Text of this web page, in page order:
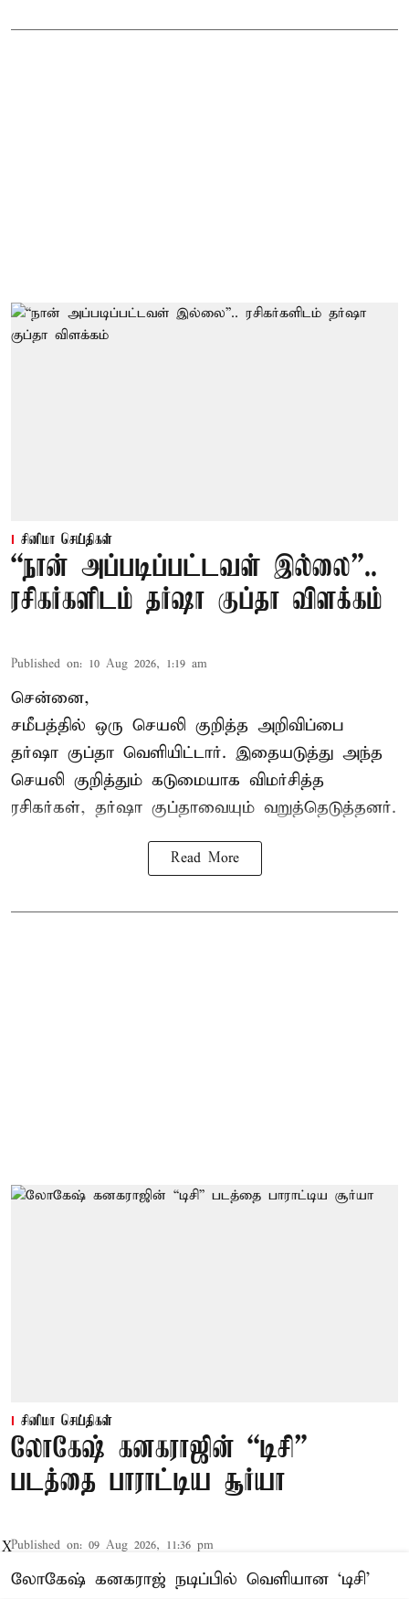
சினிமா செய்திகள்
“நான் அப்படிப்பட்டவள் இல்லை”..
ரசிகர்களிடம் தர்ஷா குப்தா விளக்கம்
Published on: 10 Aug 2026, 1:19 am
சென்னை,
சமீபத்தில் ஒரு செயலி குறித்த அறிவிப்பை
தர்ஷா குப்தா வெளியிட்டார். இதையடுத்து அந்த
செயலி குறித்தும் கடுமையாக விமர்சித்த
ரசிகர்கள், தர்ஷா குப்தாவையும் வறுத்தெடுத்தனர்.
Read More
சினிமா செய்திகள்
லோகேஷ் கனகராஜின் “டிசி”
படத்தை பாராட்டிய சூர்யா
Published on: 09 Aug 2026, 11:36 pm
லோகேஷ் கனகராஜ் நடிப்பில் வெளியான ‘டிசி’
X